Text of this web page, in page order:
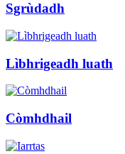
Sgrùdadh
Lìbhrigeadh luath
Còmhdhail